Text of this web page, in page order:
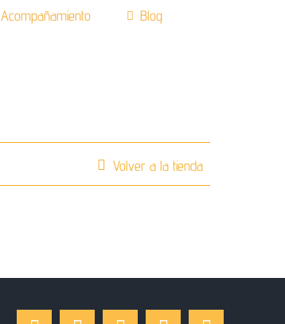
Acompañamiento Blog
Volver a la tienda